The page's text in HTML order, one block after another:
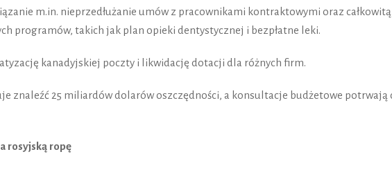
m.in. nieprzedłużanie umów z pracownikami kontraktowymi oraz całkowitą
programów, takich jak plan opieki dentystycznej i bezpłatne leki.
kanadyjskiej poczty i likwidację dotacji dla różnych firm.
znaleźć 25 miliardów dolarów oszczędności, a konsultacje budżetowe potrwają
rosyjską ropę